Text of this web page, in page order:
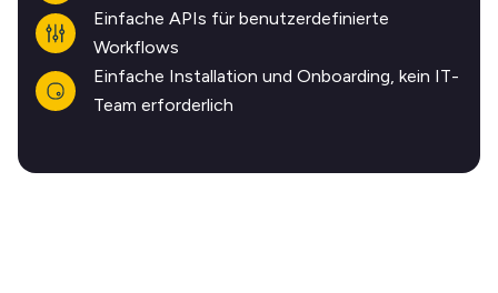
Einfache APIs für benutzerdefinierte
Workflows
Einfache Installation und Onboarding, kein IT-
Team erforderlich